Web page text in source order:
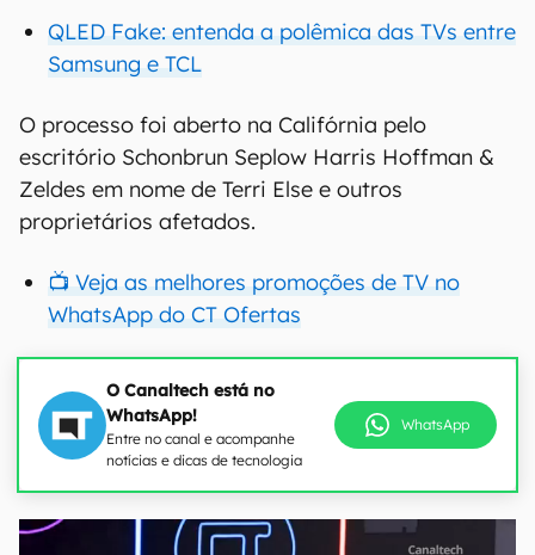
QLED Fake: entenda a polêmica das TVs entre
Samsung e TCL
O processo foi aberto na Califórnia pelo
escritório Schonbrun Seplow Harris Hoffman &
Zeldes em nome de Terri Else e outros
proprietários afetados.
📺 Veja as melhores promoções de TV no
WhatsApp do CT Ofertas
O Canaltech está no
WhatsApp!
Entre no canal e acompanhe
notícias e dicas de tecnologia
WhatsApp